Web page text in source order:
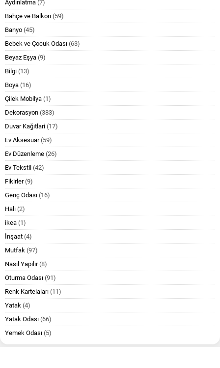
Aydınlatma (7)
Bahçe ve Balkon (59)
Banyo (45)
Bebek ve Çocuk Odası (63)
Beyaz Eşya (9)
Bilgi (13)
Boya (16)
Çilek Mobilya (1)
Dekorasyon (383)
Duvar Kağıtlari (17)
Ev Aksesuar(59)
Ev Düzenleme (26)
Ev Tekstil (42)
Fikirler(9)
Genç Odası (16)
Halı (2)
ikea (1)
İnşaat (4)
Mutfak (97)
Nasıl Yapılır(8)
Oturma Odası (91)
Renk Kartelaları (11)
Yatak (4)
Yatak Odası (66)
Yemek Odası (5)